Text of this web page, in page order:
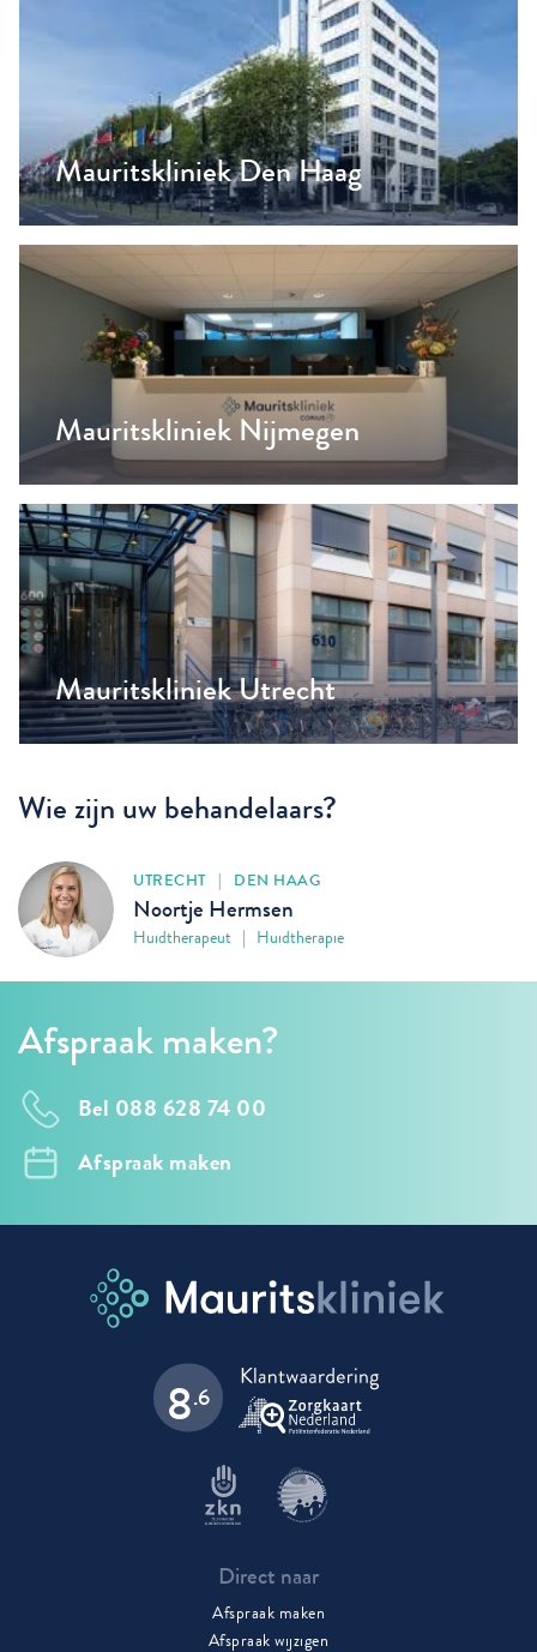
Mauritskliniek Den Haag
Mauritskliniek Nijmegen
Mauritskliniek Utrecht
Wie zijn uw behandelaars?
UTRECHT | DEN HAAG
Noortje Hermsen
Huidtherapeut | Huidtherapie
Afspraak maken?
Bel 088 628 74 00
Afspraak maken
8.6
Direct naar
Afspraak maken
Afspraak wijzigen